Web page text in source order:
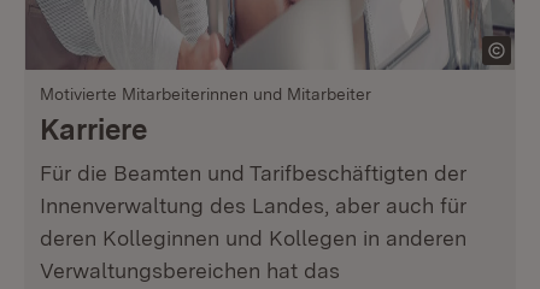
Motivierte Mitarbeiterinnen und Mitarbeiter
Karriere
Für die Beamten und Tarifbeschäftigten der
Innenverwaltung des Landes, aber auch für
deren Kolleginnen und Kollegen in anderen
Verwaltungsbereichen hat das